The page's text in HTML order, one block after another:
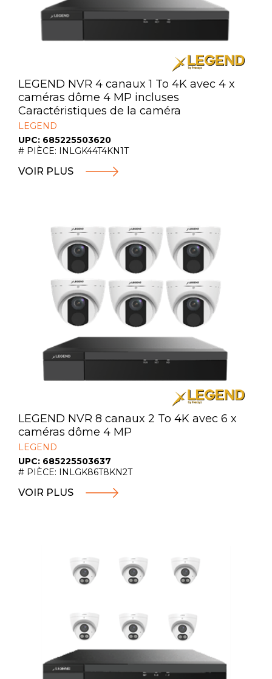
LEGEND NVR 4 canaux 1 To 4K avec 4 x
caméras dôme 4 MP incluses
Caractéristiques de la caméra
LEGEND
UPC: 685225503620
# PIÈCE: INLGK44T4KN1T
VOIR PLUS
LEGEND NVR 8 canaux 2 To 4K avec 6 x
caméras dôme 4 MP
LEGEND
UPC: 685225503637
# PIÈCE: INLGK86T8KN2T
VOIR PLUS